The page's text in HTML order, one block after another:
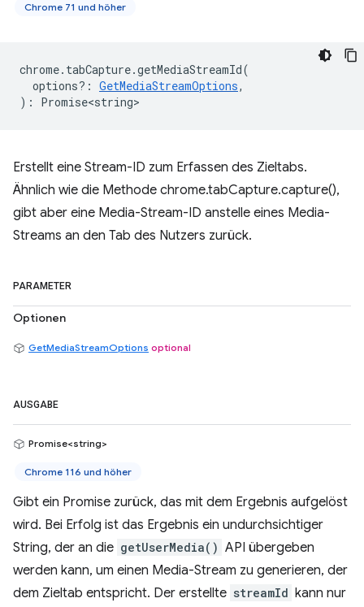
Chrome 71 und höher
chrome. tabCapture.getMediaStreamId(
options? : GetMediaStreamOptions,
) : Promise<string>
Erstellt eine Stream-ID zum Erfassen des Zieltabs.
Ähnlich wie die Methode chrome.tabCapture.capture(),
gibt aber eine Media-Stream-ID anstelle eines Media-
Streams an den Tab des Nutzers zurück.
PARAMETER
Optionen
GetMediaStreamOptions optional
AUSGABE
Promise<string>
Chrome 116 und höher
Gibt ein Promise zurück, das mit dem Ergebnis aufgelöst
wird. Bei Erfolg ist das Ergebnis ein undurchsichtiger
String, der an die getUserMedia() API übergeben
werden kann, um einen Media-Stream zu generieren, der
dem Zieltab entspricht. Der erstellte streamId kann nur